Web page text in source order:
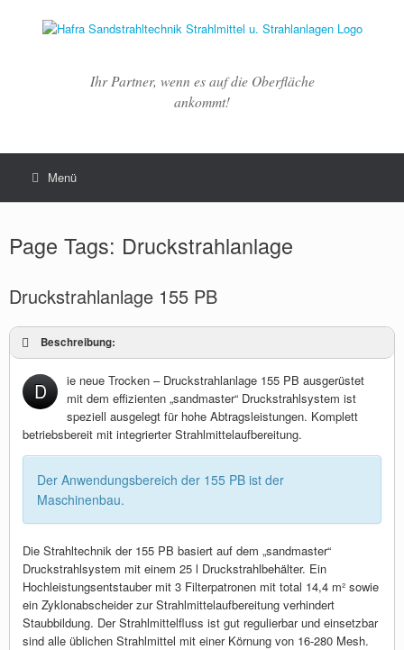
Ihr Partner, wenn es auf die Oberfläche
ankommt!
Menü
Page Tags: Druckstrahlanlage
Druckstrahlanlage 155 PB
Beschreibung:
D
ie neue Trocken – Druckstrahlanlage 155 PB ausgerüstet
mit dem effizienten „sandmaster“ Druckstrahlsystem ist
speziell ausgelegt für hohe Abtragsleistungen. Komplett
betriebsbereit mit integrierter Strahlmittelaufbereitung.
Der Anwendungsbereich der 155 PB ist der
Maschinenbau.
Die Strahltechnik der 155 PB basiert auf dem „sandmaster“
Druckstrahlsystem mit einem 25 l Druckstrahlbehälter. Ein
Hochleistungsentstauber mit 3 Filterpatronen mit total 14,4 m² sowie
ein Zyklonabscheider zur Strahlmittelaufbereitung verhindert
Staubbildung. Der Strahlmittelfluss ist gut regulierbar und einsetzbar
sind alle üblichen Strahlmittel mit einer Körnung von 16-280 Mesh.